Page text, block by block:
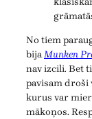
No tiem
bijaMunken
nav izcili. Bet
pavisam droši
kurus var
mākoņos.